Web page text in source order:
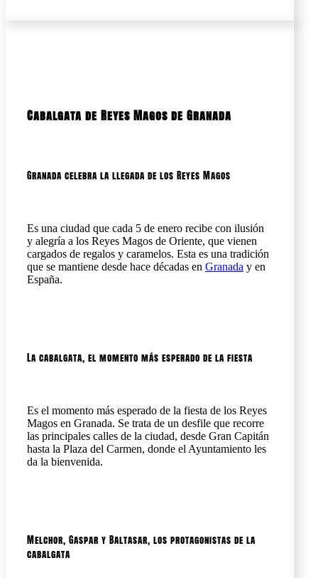
Cabalgata de Reyes Magos de Granada
Granada celebra la llegada de los Reyes Magos
Es una ciudad que cada 5 de enero recibe con ilusión
y alegría a los Reyes Magos de Oriente, que vienen
cargados de regalos y caramelos. Esta es una tradición
que se mantiene desde hace décadas en Granada y en
España.
La cabalgata, el momento más esperado de la fiesta
Es el momento más esperado de la fiesta de los Reyes
Magos en Granada. Se trata de un desfile que recorre
las principales calles de la ciudad, desde Gran Capitán
hasta la Plaza del Carmen, donde el Ayuntamiento les
da la bienvenida.
Melchor, Gaspar y Baltasar, los protagonistas de la
cabalgata